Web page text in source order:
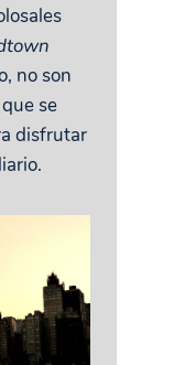
no son
se
disfrutar